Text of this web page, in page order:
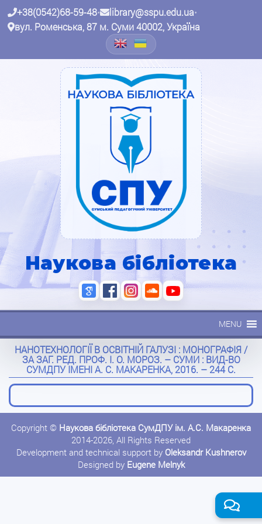
+38(0542)68-59-48• library@sspu.edu.ua•
вул. Роменська, 87 м. Суми 40002, Україна
Наукова бібліотека
MENU
НАНОТЕХНОЛОГІЇ В ОСВІТНІЙ ГАЛУЗІ : МОНОГРАФІЯ /
ЗА ЗАГ. РЕД. ПРОФ. І. О. МОРОЗ. – СУМИ : ВИД-ВО
СУМДПУ ІМЕНІ А. С. МАКАРЕНКА, 2016. – 244 С.
Copyright © Наукова бібліотека СумДПУ ім. А.С. Макаренка
2014-2026, All Rights Reserved
Development and technical support by Oleksandr Kushnerov
Designed by Eugene Melnyk